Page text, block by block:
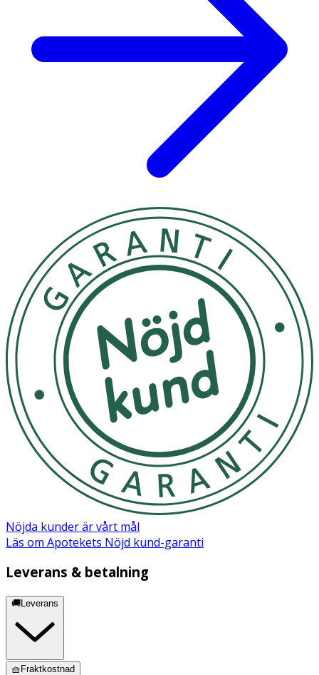
Methoxyphenyl Triazine, Isopropyl Palmitate, C1215 Alkyl
Benzoate, Dibutyl Adipate, Butylene Glycol
Dicaprylate/Dicaprate, Diethylamino Hydroxybenzoyl
Hexyl Benzoate, Glyceryl Stearate, Phenylbenzimidazole
Sulfonic Acid, Glycerin, Glycyrrhiza Inflata Root Extract,
Aloe Barbadensis Leaf Juice Powder, Tocopheryl Acetate,
Hydroxypropyl Starch Phosphate, Microcrystalline
Cellulose, C1838 Alkyl Hydroxystearoyl Stearate,
Copernicia Cerifera Cera, Hydrogenated Rapeseed Oil,
Silica Dimethyl Silylate, Cetyl Palmitate, Xanthan Gum,
Sodium Stearoyl Glutamate, Ethylhexylglycerin, Caprylyl
Nöjda kunder är vårt mål
Läs om Apotekets Nöjd kund-garanti
Leverans & betalning
🚚Leverans
🧺Fraktkostnad